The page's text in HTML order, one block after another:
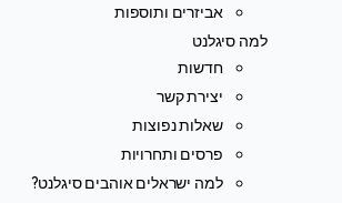
אביזרים ותוספות
למה סיגלנט
חדשות
יצירת קשר
שאלות נפוצות
פרסים ותחרויות
למה ישראלים אוהבים סיגלנט?